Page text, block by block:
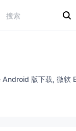
版下载, 微软